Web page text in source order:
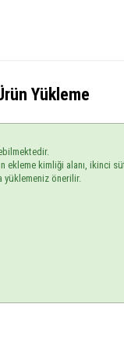
Yükleme
ekleme kimliği alanı, ikinci
yüklemeniz önerilir.